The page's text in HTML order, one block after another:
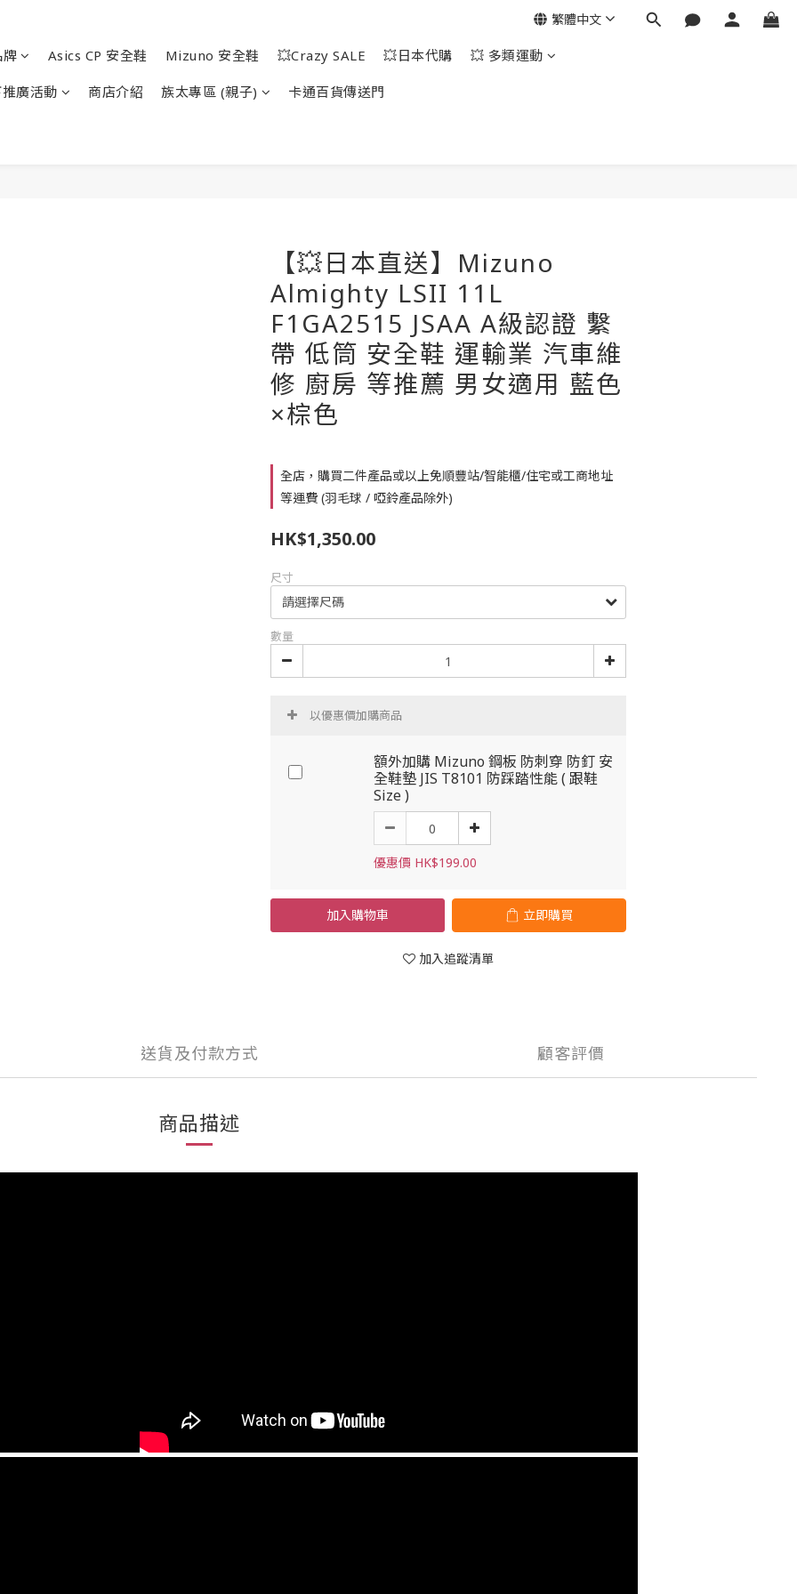
Asics CP 安全鞋 Mizuno 安全鞋 💥Crazy SALE 💥日本代購 💥 多類運動
廣活動 商店介紹 族太專區 (親子) 卡通百貨傳送門
繁體中文
【💥日本直送】Mizuno
Almighty LSII 11L
F1GA2515 JSAA A級認證 繫
帶 低筒 安全鞋 運輸業 汽車維
修 廚房 等推薦 男女適用 藍色
×棕色
全店，購買二件產品或以上免順豐站/智能櫃/住宅或工商地址
等運費 (羽毛球 / 啞鈴產品除外)
HK$1,350.00
尺寸
數量
以優惠價加購商品
額外加購 Mizuno 鋼板 防刺穿 防釘 安
全鞋墊 JIS T8101 防踩踏性能 ( 跟鞋
Size )
優惠價 HK$199.00
加入購物車 立即購買
加入追蹤清單
送貨及付款方式 顧客評價
商品描述